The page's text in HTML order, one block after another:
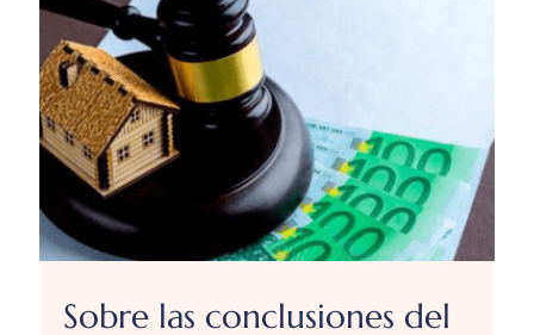
Sobre las conclusiones del